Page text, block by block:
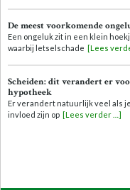
De meest voorkomende
Een ongeluk zit in een klein
waarbij letselschade [Lees
Scheiden: dit verandert er
hypotheek
Er verandert natuurlijk veel als
invloed zijn op [Lees verder …]